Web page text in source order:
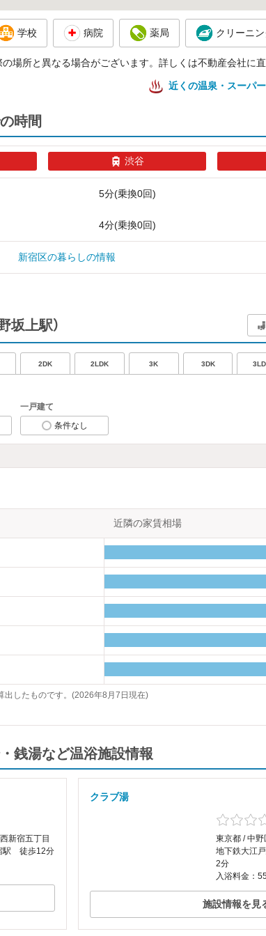
学校 病院 薬局 クリーニ
場所と異なる場合がございます。詳しくは不動産会社に直
近くの温泉・スーパ
時間
渋谷
5分(乗換0回)
4分(乗換0回)
新宿区の暮らしの情報
坂上駅）
2DK 2LDK 3K 3DK
一戸建て
条件なし
近隣の家賃相場
出したものです。(2026年8月7日現在)
銭湯など温浴施設情報
新宿五丁目
駅 徒歩12分
クラブ湯
東京都 / 中
地下鉄大江
2分
入浴料金：
施設情報を見